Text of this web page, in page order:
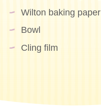
Wilton baking paper
Bowl
Cling film